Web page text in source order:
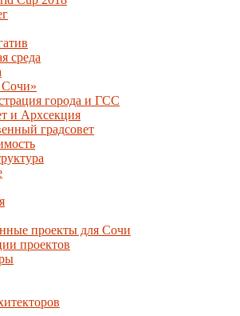
среда
города и ГСС
и Архсекция
градсовет
проекты для Сочи
проектов